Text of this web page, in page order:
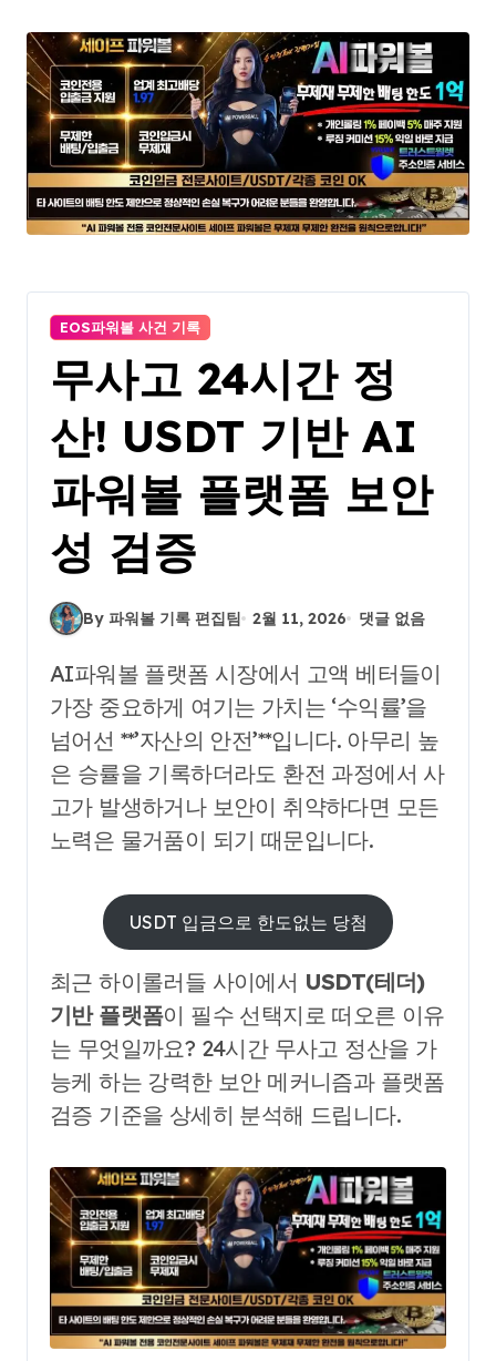
EOS파워볼 사건 기록
무사고 24시간 정
산! USDT 기반 AI
파워볼 플랫폼 보안
성 검증
By 파워볼 기록 편집팀 2월 11, 2026 댓글 없음
AI파워볼 플랫폼 시장에서 고액 베터들이
가장 중요하게 여기는 가치는 ‘수익률’을
넘어선 **’자산의 안전’**입니다. 아무리 높
은 승률을 기록하더라도 환전 과정에서 사
고가 발생하거나 보안이 취약하다면 모든
노력은 물거품이 되기 때문입니다.
USDT 입금으로 한도없는 당첨
최근 하이롤러들 사이에서 USDT(테더)
기반 플랫폼이 필수 선택지로 떠오른 이유
는 무엇일까요? 24시간 무사고 정산을 가
능케 하는 강력한 보안 메커니즘과 플랫폼
검증 기준을 상세히 분석해 드립니다.